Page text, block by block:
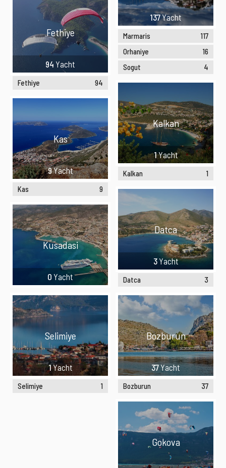
137Yacht
Marmaris
117
Orhaniye
16
Sogut
4
Fethiye
94 Yacht
Fethiye 94
Kalkan
1Yacht
Kalkan 1
Kas
9Yacht
Kas 9
Datca
3Yacht
Datca 3
Kusadasi
0 Yacht
Bozburun
37Yacht
Bozburun 37
Selimiye
1Yacht
Selimiye 1
Gokova